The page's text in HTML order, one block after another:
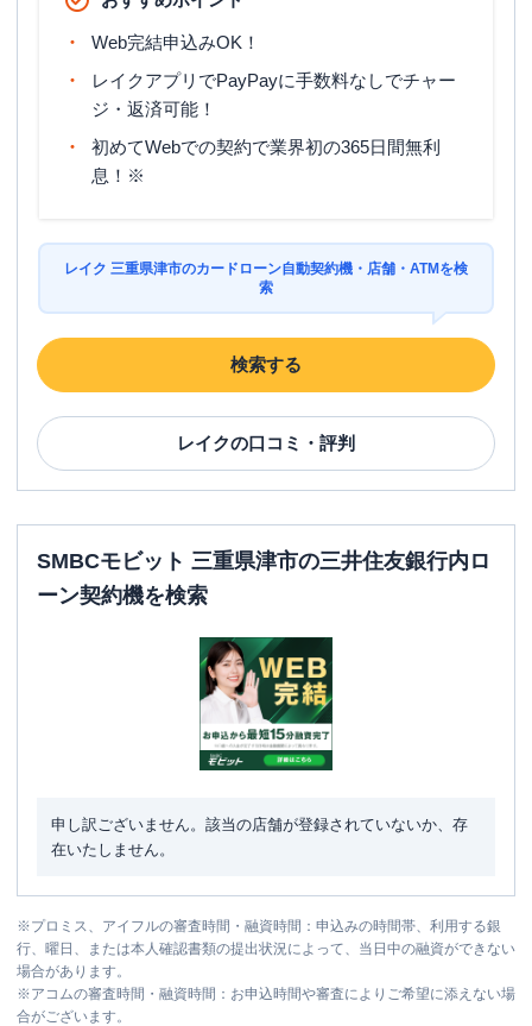
Web完結申込みOK！
レイクアプリでPayPayに手数料なしでチャー
ジ・返済可能！
初めてWebでの契約で業界初の365日間無利
息！※
レイク 三重県津市のカードローン自動契約機・店舗・ATMを検
索
検索する
レイクの口コミ・評判
SMBCモビット 三重県津市の三井住友銀行内ロ
ーン契約機を検索
申し訳ございません。該当の店舗が登録されていないか、存
在いたしません。
※プロミス、アイフルの審査時間・融資時間：申込みの時間帯、利用する銀
行、曜日、または本人確認書類の提出状況によって、当日中の融資ができない
場合があります。
※アコムの審査時間・融資時間：お申込時間や審査によりご希望に添えない場
合がございます。